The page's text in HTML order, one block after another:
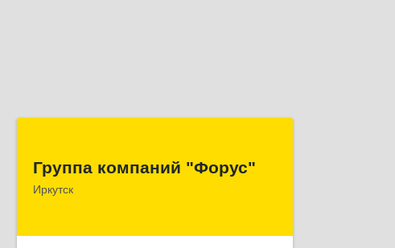
Группа компаний "Форус"
Иркутск
664007, Иркутская обл, Иркутск г,
Подробнее